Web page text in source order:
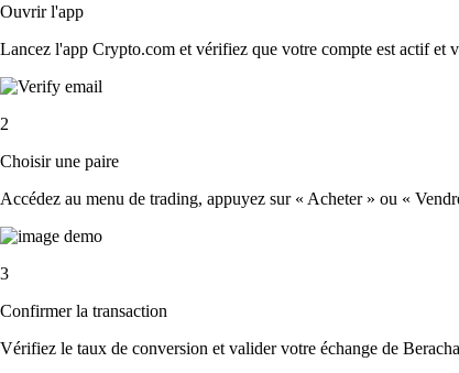
Ouvrir l'app
Lancez l'app Crypto.com et vérifiez que votre compte est actif et
2
Choisir une paire
Accédez au menu de trading, appuyez sur « Acheter » ou «
3
Confirmer la transaction
Vérifiez le taux de conversion et valider votre échange de